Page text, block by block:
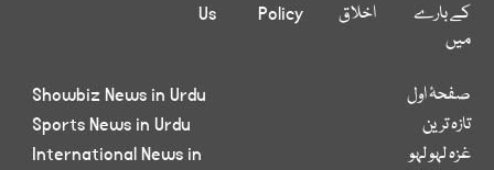
کے بارے
میں
اخلاق Policy
Us
صفحۂ اول
تازہ ترین
غزہ لہو لہو
Showbiz News in Urdu
Sports News in Urdu
International News in